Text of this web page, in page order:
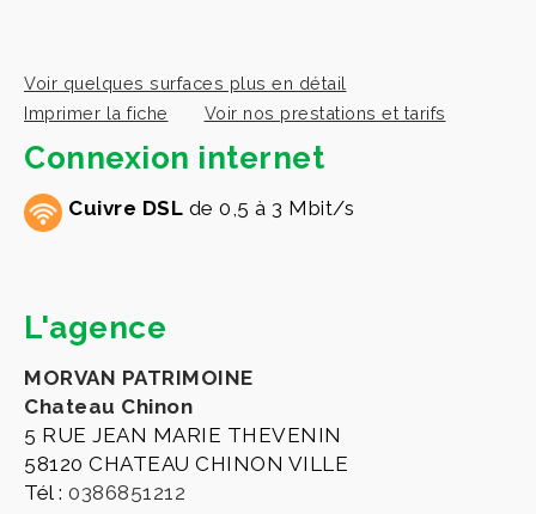
Voir quelques surfaces plus en détail
Imprimer la fiche
Voir nos prestations et tarifs
Connexion internet
Cuivre DSL de 0,5 à 3 Mbit/s
L'agence
MORVAN PATRIMOINE
Chateau Chinon
5 RUE JEAN MARIE THEVENIN
58120 CHATEAU CHINON VILLE
Tél : 0386851212